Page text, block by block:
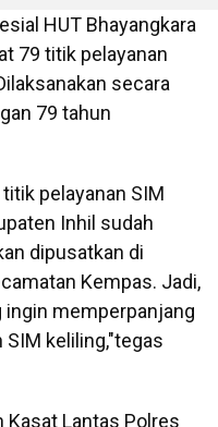
HUT Bhayangkara
79 titik pelayanan
secara
79 tahun
pelayanan SIM
Inhil sudah
dipusatkan di
Kempas. Jadi,
ingin memperpanjang
SIM keliling,"tegas
Kasat Lantas Polres